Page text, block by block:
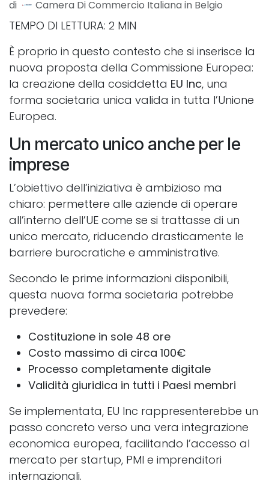
di
Camera Di Commercio Italiana in Belgio
TEMPO DI LETTURA: 2 MIN
È proprio in questo contesto che si inserisce la
nuova proposta della Commissione Europea:
la creazione della cosiddetta EU Inc, una
forma societaria unica valida in tutta l’Unione
Europea.
Un mercato unico anche per le
imprese
L’obiettivo dell’iniziativa è ambizioso ma
chiaro: permettere alle aziende di operare
all’interno dell’UE come se si trattasse di un
unico mercato, riducendo drasticamente le
barriere burocratiche e amministrative.
Secondo le prime informazioni disponibili,
questa nuova forma societaria potrebbe
prevedere:
Costituzione in sole 48 ore
Costo massimo di circa 100€
Processo completamente digitale
Validità giuridica in tutti i Paesi membri
Se implementata, EU Inc rappresenterebbe un
passo concreto verso una vera integrazione
economica europea, facilitando l’accesso al
mercato per startup, PMI e imprenditori
internazionali.